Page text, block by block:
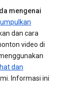
mengenai
dan cara
video di
dan
Informasi ini